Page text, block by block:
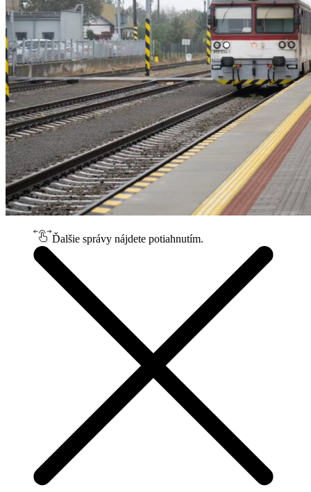
Ďalšie správy nájdete potiahnutím.